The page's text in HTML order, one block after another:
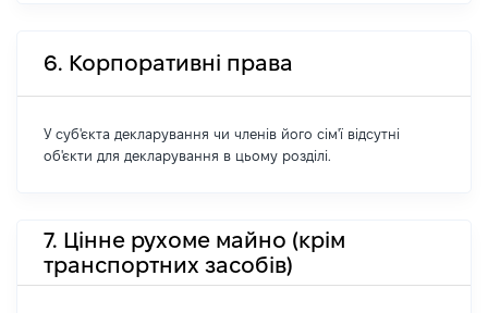
6. Корпоративні права
У суб'єкта декларування чи членів його сім'ї відсутні
об'єкти для декларування в цьому розділі.
7. Цінне рухоме майно (крім
транспортних засобів)